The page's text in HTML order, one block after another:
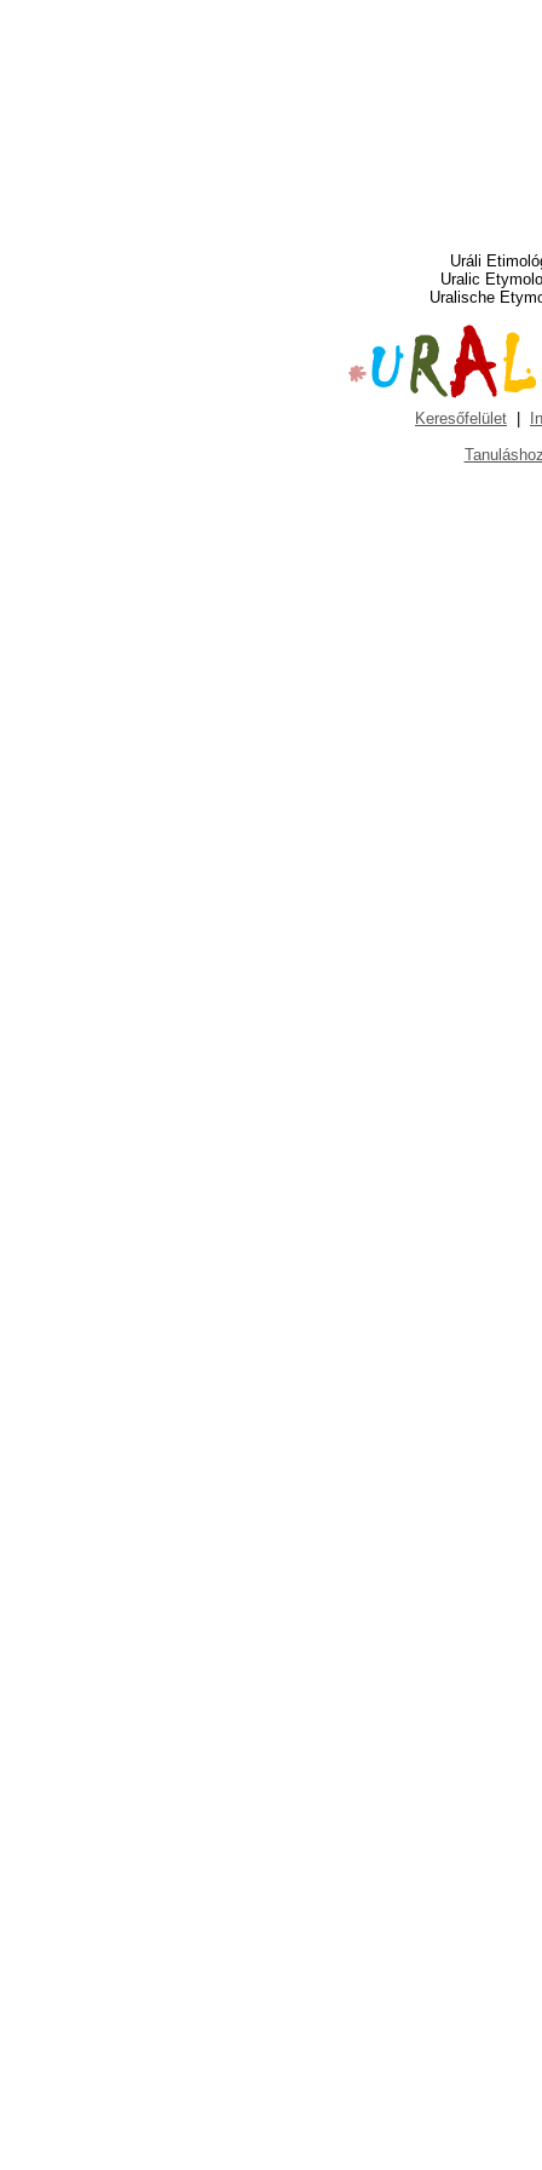
Uráli
Uralic
Uralische
Keresőfelület